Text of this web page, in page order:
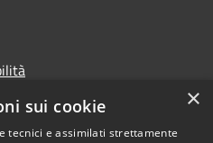
APP Municipium
×
sui cookie
tecnici e assimilati strettamente